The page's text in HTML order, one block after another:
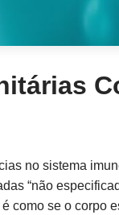
no sistema
“não
como se o corpo